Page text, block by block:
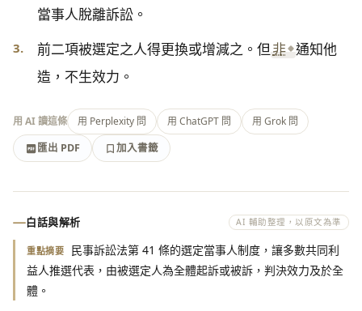
當事人脫離訴訟。
3. 前二項被選定之人得更換或增減之。但非 通知他
造，不生效力。
用 AI 讀這條 用 Perplexity 問 用 ChatGPT 問
用 Grok 問
匯出 PDF
加入書籤
匯出 PDF
加入書籤
白話與解析 AI 輔助整理，以原文為準
重點摘要
民事訴訟法第 41 條的選定當事人制度，讓多數共同利
益人推選代表，由被選定人為全體起訴或被訴，判決效力及於全
體。